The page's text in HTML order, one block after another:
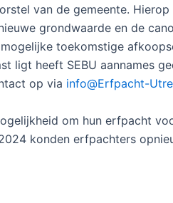
van de gemeente.
grondwaarde en de
toekomstige
heeft SEBU aannames
op via info@Erfpacht-
om hun erfpacht
konden erfpachters